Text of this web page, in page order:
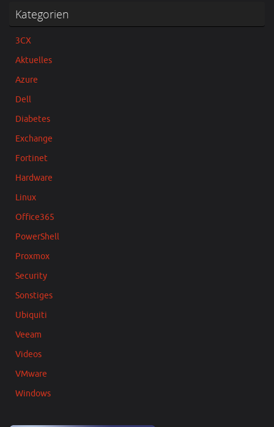
Kategorien
3CX
Aktuelles
Azure
Dell
Diabetes
Exchange
Fortinet
Hardware
Linux
Office365
PowerShell
Proxmox
Security
Sonstiges
Ubiquiti
Veeam
Videos
VMware
Windows